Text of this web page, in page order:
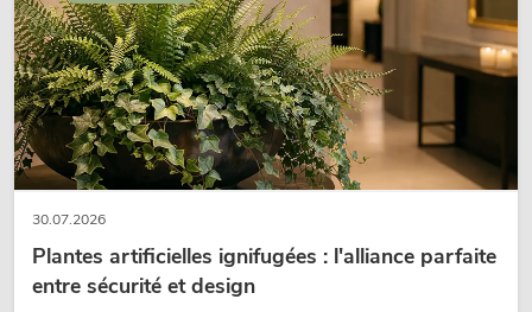
30.07.2026
Plantes artificielles ignifugées : l'alliance parfaite
entre sécurité et design